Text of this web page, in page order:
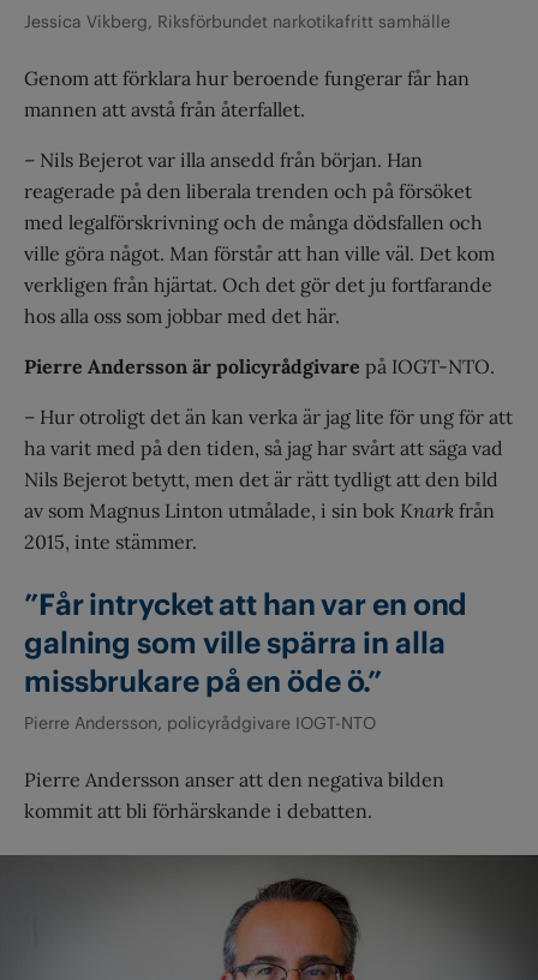
Jessica Vikberg, Riksförbundet narkotikafritt samhälle
Genom att förklara hur beroende fungerar får han
mannen att avstå från återfallet.
– Nils Bejerot var illa ansedd från början. Han
reagerade på den liberala trenden och på försöket
med legalförskrivning och de många dödsfallen och
ville göra något. Man förstår att han ville väl. Det kom
verkligen från hjärtat. Och det gör det ju fortfarande
hos alla oss som jobbar med det här.
Pierre Andersson är policyrådgivare på IOGT-NTO.
– Hur otroligt det än kan verka är jag lite för ung för att
ha varit med på den tiden, så jag har svårt att säga vad
Nils Bejerot betytt, men det är rätt tydligt att den bild
av som Magnus Linton utmålade, i sin bok Knark från
2015, inte stämmer.
”Får intrycket att han var en ond
galning som ville spärra in alla
missbrukare på en öde ö.”
Pierre Andersson, policyrådgivare IOGT-NTO
Pierre Andersson anser att den negativa bilden
kommit att bli förhärskande i debatten.